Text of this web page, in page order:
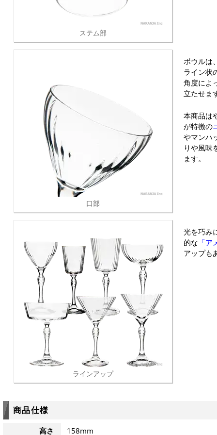
ステム部
口部
ボウルは
ライン状
角度によ
立たせま
本商品は
が特徴の
やマンハ
りや風味
ます。
ラインアップ
光を巧み
的な 「
アップも
商品仕様
高さ 158mm